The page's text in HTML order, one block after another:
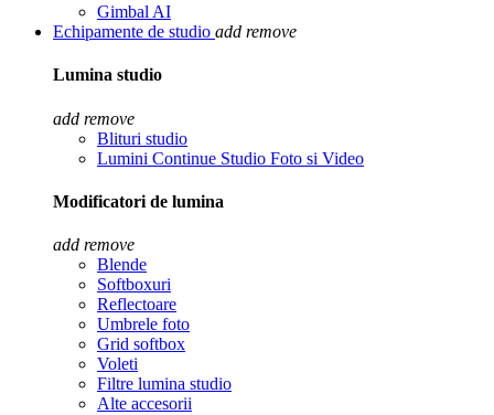
Gimbal AI
Echipamente de studio add remove
Lumina studio
add remove
Blituri studio
Lumini Continue Studio Foto si Video
Modificatori de lumina
add remove
Blende
Softboxuri
Reflectoare
Umbrele foto
Grid softbox
Voleti
Filtre lumina studio
Alte accesorii